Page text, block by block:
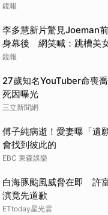
鏡報
李多慧新片驚見Joeman
身幕後 網笑喊：跳槽美
鏡報
27歲知名YouTuber命喪
死因曝光
三立新聞網
傅子純病逝！愛妻曝「遺
會找到彼此的
EBC 東森娛樂
白海豚颱風威脅在即 許
演竟先道歉
ETtoday星光雲